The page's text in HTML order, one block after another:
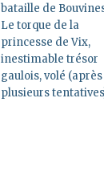
bataille de
Le torque de la
princesse de Vix,
inestimable trésor
gaulois, volé (après
plusieurs